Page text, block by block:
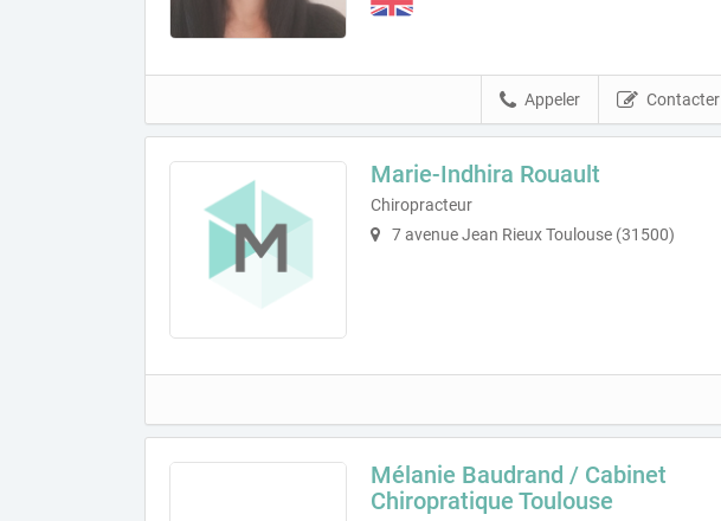
Contacter
Appeler
Marie-Indhira Rouault
Chiropracteur
7 avenue Jean Rieux Toulouse (31500)
Mélanie Baudrand / Cabinet
Chiropratique Toulouse